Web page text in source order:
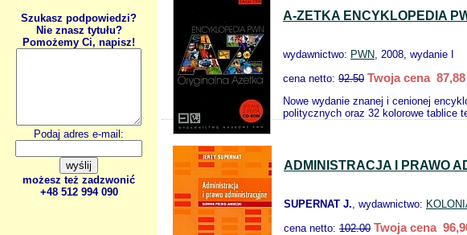
Szukasz podpowiedzi?
Nie znasz tytułu?
Pomożemy Ci, napisz!
Podaj adres e-mail:
możesz też zadzwonić
+48 512 994 090
A-ZETKA ENCYKLOPEDIA
wydawnictwo: PWN, 2008, wydanie I
cena netto: 92.50 Twoja cena 87,88
Nowe wydanie znanej i cenionej
politycznych oraz 32 kolorowe tablice
ADMINISTRACJA I PRAWO
SUPERNAT J., wydawnictwo:
cena netto: 102.00 Twoja cena